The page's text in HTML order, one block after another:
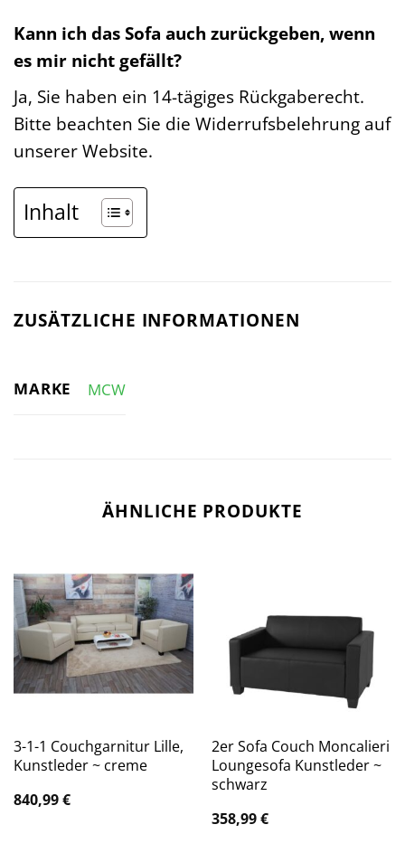
Kann ich das Sofa auch zurückgeben, wenn
es mir nicht gefällt?
Ja, Sie haben ein 14-tägiges Rückgaberecht.
Bitte beachten Sie die Widerrufsbelehrung auf
unserer Website.
Inhalt
ZUSÄTZLICHE INFORMATIONEN
MARKE MCW
ÄHNLICHE PRODUKTE
3-1-1 Couchgarnitur Lille,
Kunstleder ~ creme
840,99€
2er Sofa Couch Moncalieri
Loungesofa Kunstleder ~
schwarz
358,99€